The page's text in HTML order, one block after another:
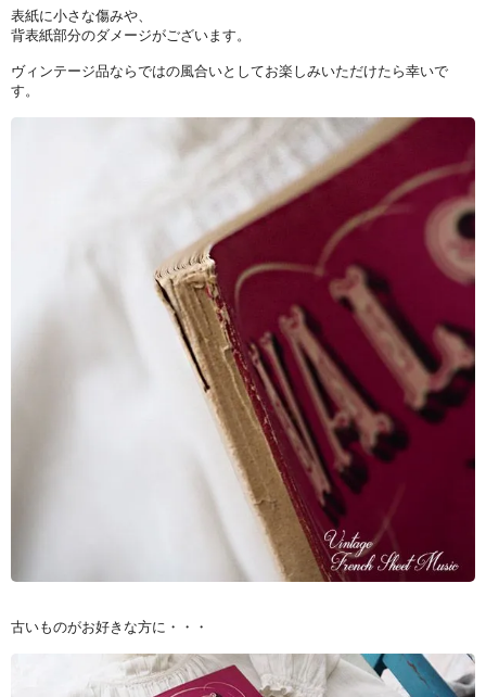
表紙に小さな傷みや、
背表紙部分のダメージがございます。
ヴィンテージ品ならではの風合いとしてお楽しみいただけたら幸いで
す。
古いものがお好きな方に・・・